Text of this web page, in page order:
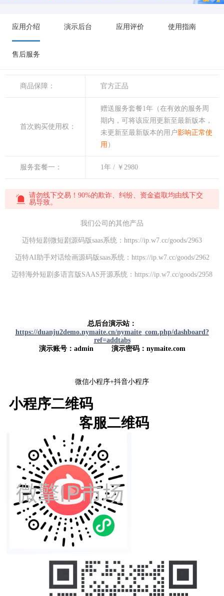
应用介绍 演示后台 应用评价 使用指南
售后服务
商品保障： 官方正品
首次购买使用权：
赠送服务套餐1年（在有效的服务周
期内，可将该应用更新至最新版本，
未更新至最新版本的用户影响正常使
用 ）
服务套餐一： 1年 / ￥2980
请勿线下交易！90%的欺诈、纠纷、资金盗取均由线下交
易导致。
我们公司的其他产品
迈特短剧微短剧源码版saas系统： https://ip.w7.cc/goods/2963
迈特AI助手对话绘画源码版saas系统： https://ip.w7.cc/goods/2962
迈特海外短剧多语言版SAAS开源系统： https://ip.w7.cc/goods/2958
总后台演示站：
https://duanju2demo.nymaite.cn/nymaite_com.php/dashboard?
ref=addtabs
演示账号：admin 演示密码：nymaite.com
微信小程序+抖音小程序
小程序二维码
客服二维码